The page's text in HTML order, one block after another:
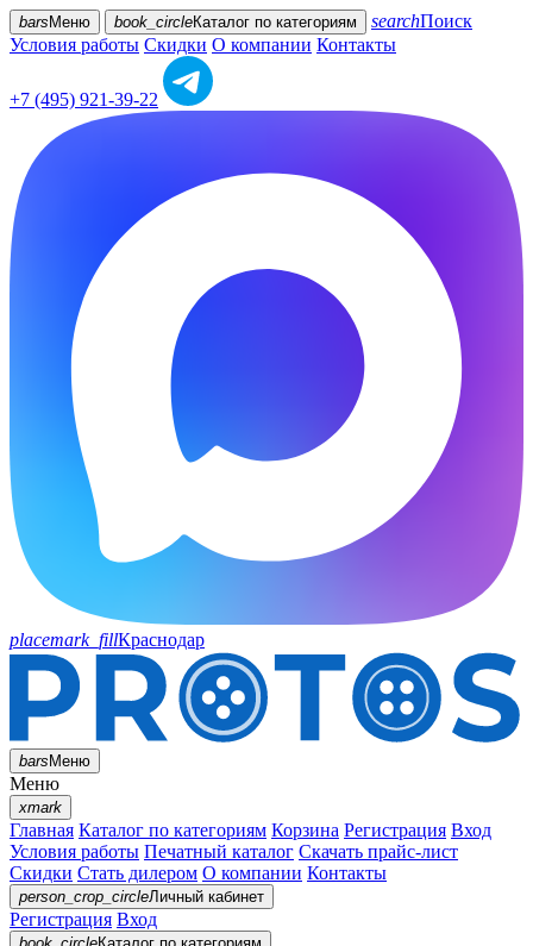
bars Меню book_circleКаталог по категориям searchПоиск
Условия работы Скидки О компании Контакты
+7 (495) 921-39-22
placemark_fillКраснодар
barsМеню
Меню
xmark
Главная Каталог по категориям Корзина Регистрация Вход
Условия работы Печатный каталог Скачать прайс-лист
Скидки Стать дилером О компании Контакты
person_crop_circleЛичный кабинет
Регистрация Вход